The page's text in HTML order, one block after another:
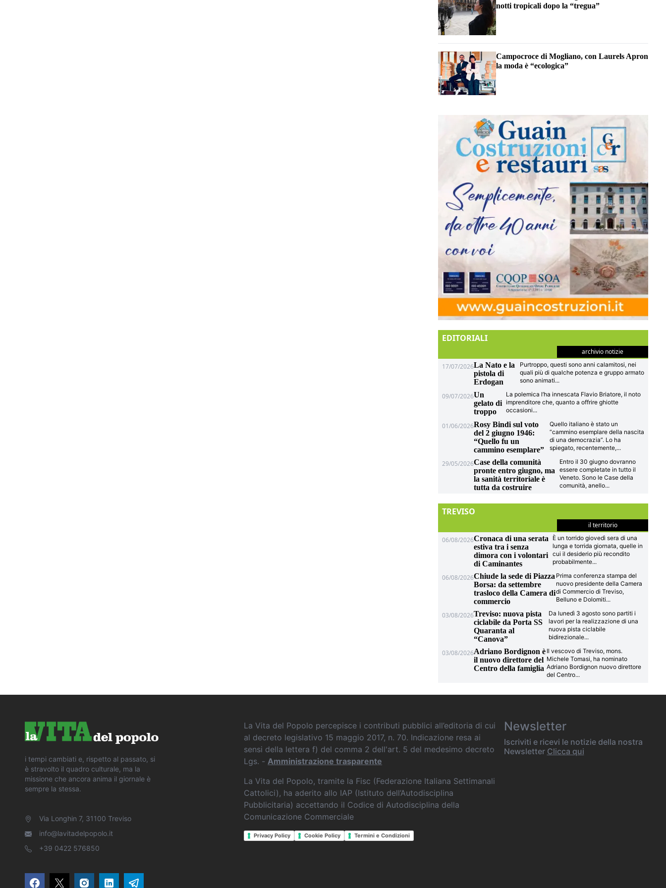
notti tropicali dopo la “tregua”
Campocroce di Mogliano, con Laurels Apron
la moda è “ecologica”
EDITORIALI
archivio notizie
17/07/2026La Nato e la
pistola di
Erdogan
Purtroppo, questi sono anni calamitosi, nei
quali più di qualche potenza e gruppo armato
sono animati...
09/07/2026Un
gelato di
troppo
La polemica l’ha innescata Flavio Briatore, il noto
imprenditore che, quanto a offrire ghiotte
occasioni...
01/06/2026Rosy Bindi sul voto
del 2 giugno 1946:
“Quello fu un
cammino esemplare”
Quello italiano è stato un
“cammino esemplare della nascita
di una democrazia”. Lo ha
spiegato, recentemente,...
29/05/2026Case della comunità
pronte entro giugno, ma
la sanità territoriale è
tutta da costruire
Entro il 30 giugno dovranno
essere completate in tutto il
Veneto. Sono le Case della
comunità, anello...
TREVISO
il territorio
06/08/2026Cronaca di una serata
estiva tra i senza
dimora con i volontari
di Caminantes
È un torrido giovedì sera di una
lunga e torrida giornata, quelle in
cui il desiderio più recondito
probabilmente...
06/08/2026Chiude la sede di Piazza
Borsa: da settembre
trasloco della Camera di
commercio
Prima conferenza stampa del
nuovo presidente della Camera
di Commercio di Treviso,
Belluno e Dolomiti...
03/08/2026Treviso: nuova pista
ciclabile da Porta SS
Quaranta al
“Canova”
Da lunedì 3 agosto sono partiti i
lavori per la realizzazione di una
nuova pista ciclabile
bidirezionale...
03/08/2026Adriano Bordignon è
il nuovo direttore del
Centro della famiglia
Il vescovo di Treviso, mons.
Michele Tomasi, ha nominato
Adriano Bordignon nuovo direttore
del Centro...
i tempi cambiati e, rispetto al passato, si
è stravolto il quadro culturale, ma la
missione che ancora anima il giornale è
sempre la stessa.
Via Longhin 7, 31100 Treviso
info@lavitadelpopolo.it
+39 0422 576850
La Vita del Popolo percepisce i contributi pubblici all’editoria di cui
al decreto legislativo 15 maggio 2017, n. 70. Indicazione resa ai
sensi della lettera f) del comma 2 dell'art. 5 del medesimo decreto
Lgs. -Amministrazione trasparente
La Vita del Popolo, tramite la Fisc (Federazione Italiana Settimanali
Cattolici), ha aderito allo IAP (Istituto dell’Autodisciplina
Pubblicitaria) accettando il Codice di Autodisciplina della
Comunicazione Commerciale
Privacy Policy Cookie Policy Termini e Condizioni
Newsletter
Iscriviti e ricevi le notizie della nostra
Newsletter Clicca qui